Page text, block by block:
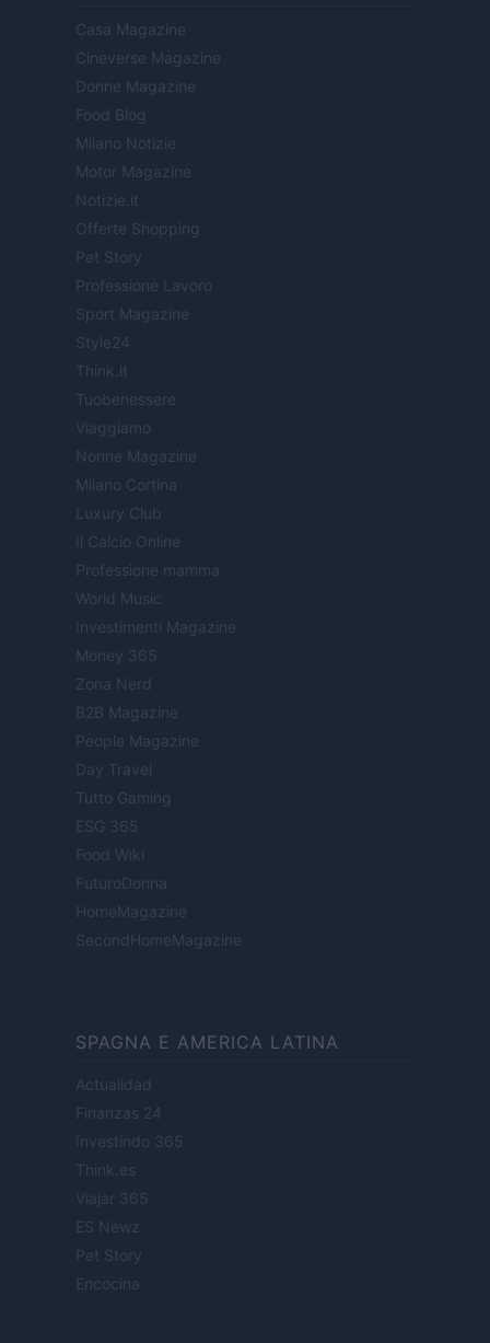
Casa Magazine
Cineverse Magazine
Donne Magazine
Food Blog
Milano Notizie
Motor Magazine
Notizie.it
Offerte Shopping
Pet Story
Professione Lavoro
Sport Magazine
Style24
Think.it
Tuobenessere
Viaggiamo
Nonne Magazine
Milano Cortina
Luxury Club
Il Calcio Online
Professione mamma
World Music
Investimenti Magazine
Money 365
Zona Nerd
B2B Magazine
People Magazine
Day Travel
Tutto Gaming
ESG 365
Food Wiki
FuturoDonna
HomeMagazine
SecondHomeMagazine
SPAGNA E AMERICA LATINA
Actualidad
Finanzas 24
Investindo 365
Think.es
Viajar 365
ES Newz
Pet Story
Encocina